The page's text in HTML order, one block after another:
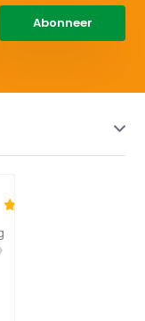
Abonneer